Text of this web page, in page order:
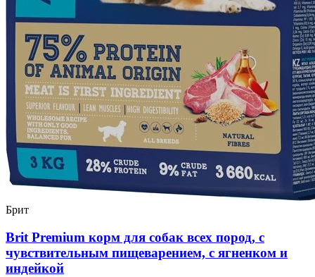
Брит
Brit Premium корм для собак всех пород, с
чувствительным пищеварением, с ягненком и
индейкой